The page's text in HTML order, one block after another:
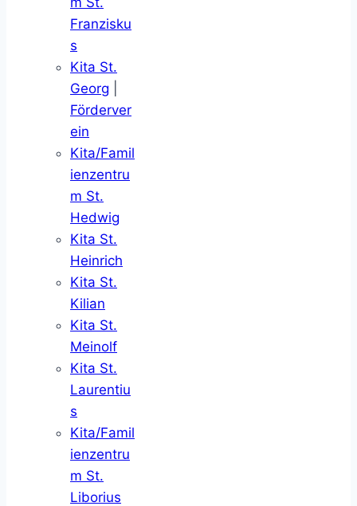
Franzisku
s
Kita St.
Georg
Förderver
ein
Kita/Famil
ienzentru
m St.
Hedwig
Kita St.
Heinrich
Kita St.
Kilian
Kita St.
Meinolf
Kita St.
Laurentiu
s
Kita/Famil
ienzentru
m St.
Liborius